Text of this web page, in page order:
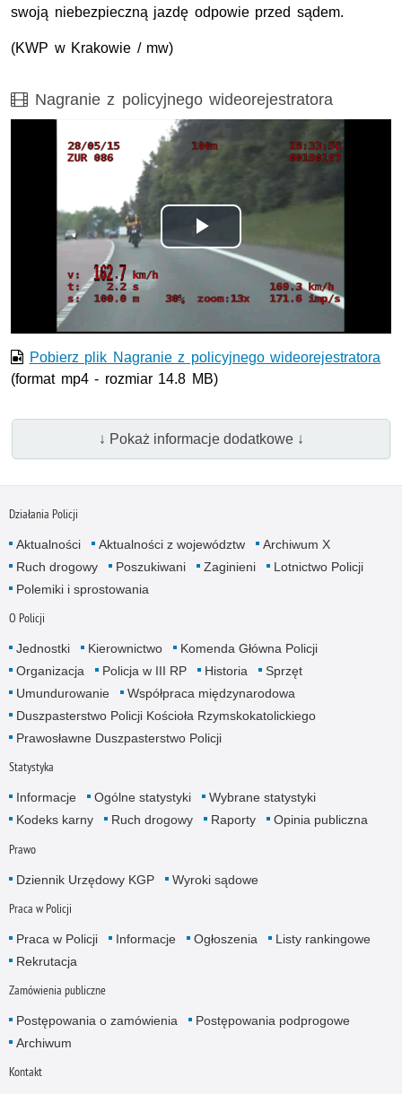
swoją niebezpieczną jazdę odpowie przed sądem.
(KWP w Krakowie / mw)
Film
Nagranie z policyjnego wideorejestratora
Odtwórz
wideo
Pobierz plik Nagranie z policyjnego wideorejestratora
(format mp4 - rozmiar 14.8 MB)
↓ Pokaż informacje dodatkowe ↓
Działania Policji
Aktualności Aktualności z województw
Archiwum X
Ruch drogowy
Poszukiwani Zaginieni
Lotnictwo Policji
Polemiki i sprostowania
O Policji
Jednostki Kierownictwo
Komenda Główna Policji
Organizacja
Policja w III RP Historia
Sprzęt
Umundurowanie
Współpraca międzynarodowa
Duszpasterstwo Policji Kościoła Rzymskokatolickiego
Prawosławne Duszpasterstwo Policji
Statystyka
Informacje Ogólne statystyki
Wybrane statystyki
Kodeks karny
Ruch drogowy Raporty Opinia publiczna
Prawo
Dziennik Urzędowy KGP Wyroki sądowe
Praca w Policji
Praca w Policji Informacje Ogłoszenia
Listy rankingowe
Rekrutacja
Zamówienia publiczne
Postępowania o zamówienia
Postępowania podprogowe
Archiwum
Kontakt